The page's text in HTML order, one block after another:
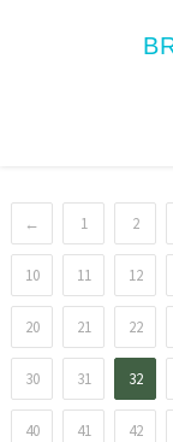
← 1 2
10 11 12
20 21 22
30 31 32
40 41 42